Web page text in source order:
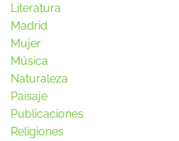
Literatura
Madrid
Mujer
Música
Naturaleza
Paisaje
Publicaciones
Religiones